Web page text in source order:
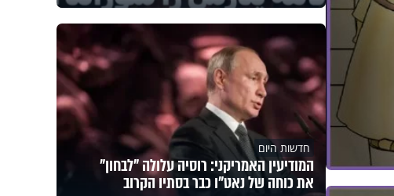
חדשות היום
המודיעין האמריקני: רוסיה עלולה "לבחון"
את כוחה של נאט"ו כבר בסתיו הקרוב